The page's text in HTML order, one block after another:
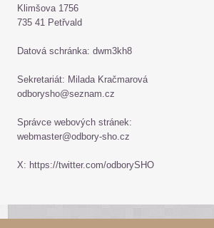
Klimšova 1756
735 41 Petřvald
Datová schránka: dwm3kh8
Sekretariát: Milada Kračmarová
odborysho@seznam.cz
Správce webových stránek:
webmaster@odbory-sho.cz
X: https://twitter.com/odborySHO